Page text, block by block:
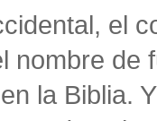
el
nombre de
la Biblia.